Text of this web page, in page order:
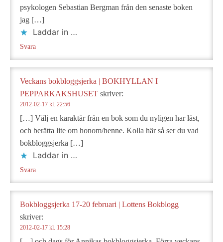
psykologen Sebastian Bergman från den senaste boken
jag […]
Laddar in …
Svara
Veckans bokbloggsjerka | BOKHYLLAN I
PEPPARKAKSHUSET skriver:
2012-02-17 kl. 22:56
[…] Välj en karaktär från en bok som du nyligen har läst,
och berätta lite om honom/henne. Kolla här så ser du vad
bokbloggsjerka […]
Laddar in …
Svara
Bokbloggsjerka 17-20 februari | Lottens Bokblogg
skriver:
2012-02-17 kl. 15:28